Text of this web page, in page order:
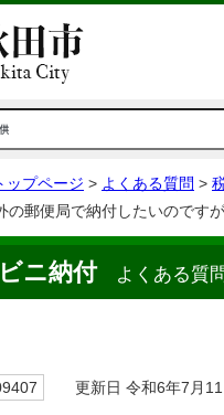
ップページ > よくある質問 >
の郵便局で納付したいのです
ニ納付よくある質
更新日 令和6年7月11